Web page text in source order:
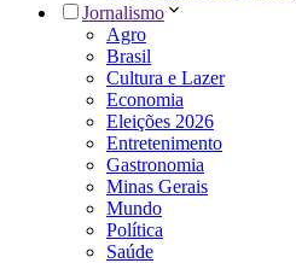
Jornalismo
Agro
Brasil
Cultura e Lazer
Economia
Eleições 2026
Entretenimento
Gastronomia
Minas Gerais
Mundo
Política
Saúde